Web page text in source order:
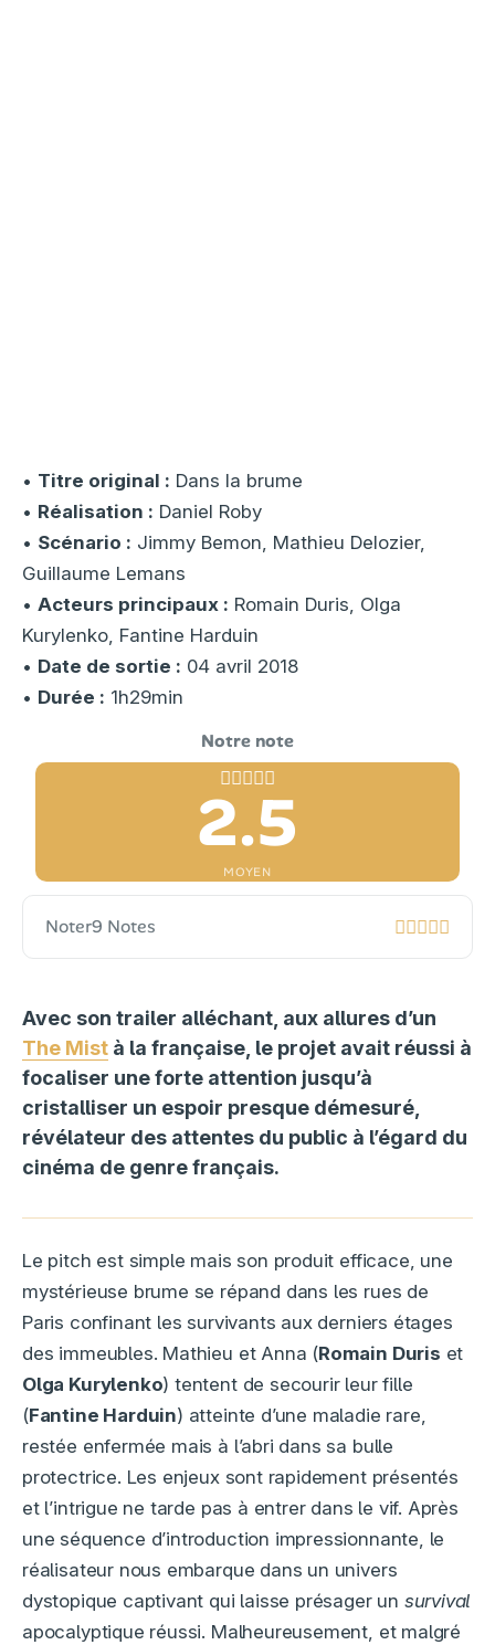
Avec son trailer alléchant, aux allures d’un
The Mist à la française, le projet avait réussi à
focaliser une forte attention jusqu’à
cristalliser un espoir presque démesuré,
révélateur des attentes du public à l’égard du
cinéma de genre français.
Le pitch est simple mais son produit efficace, une
mystérieuse brume se répand dans les rues de
Paris confinant les survivants aux derniers étages
des immeubles. Mathieu et Anna (Romain Duris et
Olga Kurylenko) tentent de secourir leur fille
(Fantine Harduin) atteinte d’une maladie rare,
restée enfermée mais à l’abri dans sa bulle
protectrice. Les enjeux sont rapidement présentés
et l’intrigue ne tarde pas à entrer dans le vif. Après
une séquence d’introduction impressionnante, le
réalisateur nous embarque dans un univers
dystopique captivant qui laisse présager un survival
apocalyptique réussi. Malheureusement, et malgré
Noter9 Notes
• Titre original : Dans la brume
• Réalisation : Daniel Roby
• Scénario : Jimmy Bemon, Mathieu Delozier,
Guillaume Lemans
• Acteurs principaux : Romain Duris, Olga
Kurylenko, Fantine Harduin
• Date de sortie : 04 avril 2018
• Durée : 1h29min
2.5
MOYEN